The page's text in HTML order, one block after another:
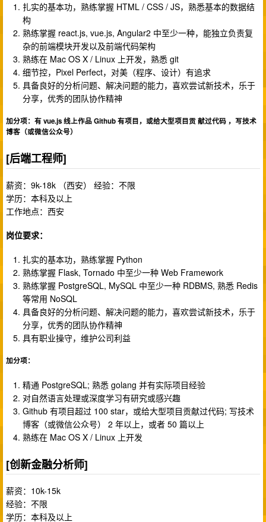
扎实的基本功，熟练掌握 HTML / CSS / JS，熟悉基本的数据结
构
熟练掌握 react.js, vue.js, Angular2 中至少一种，能独立负责复
杂的前端模块开发以及前端代码架构
熟练在 Mac OS X / Linux 上开发，熟悉 git
细节控，Pixel Perfect，对美（程序、设计）有追求
具备良好的分析问题、解决问题的能力，喜欢尝试新技术，乐于
分享，优秀的团队协作精神
加分项：有 vue.js 线上作品 Github 有项目，或给大型项目贡 献过代码 ，写技术
博客（或微信公众号）
[后端工程师]
薪资：9k-18k （西安） 经验：不限
学历：本科及以上
工作地点：西安
岗位要求：
扎实的基本功，熟练掌握 Python
熟练掌握 Flask, Tornado 中至少一种 Web Framework
熟练掌握 PostgreSQL, MySQL 中至少一种 RDBMS, 熟悉 Redis
等常用 NoSQL
具备良好的分析问题、解决问题的能力，喜欢尝试新技术，乐于
分享，优秀的团队协作精神
具有职业操守，维护公司利益
加分项：
精通 PostgreSQL; 熟悉 golang 并有实际项目经验
对自然语言处理或深度学习有研究或感兴趣
Github 有项目超过 100 star，或给大型项目贡献过代码; 写技术
博客（或微信公众号） 2 年以上，或者 50 篇以上
熟练在 Mac OS X / Linux 上开发
[创新金融分析师]
薪资：10k-15k
经验：不限
学历：本科及以上